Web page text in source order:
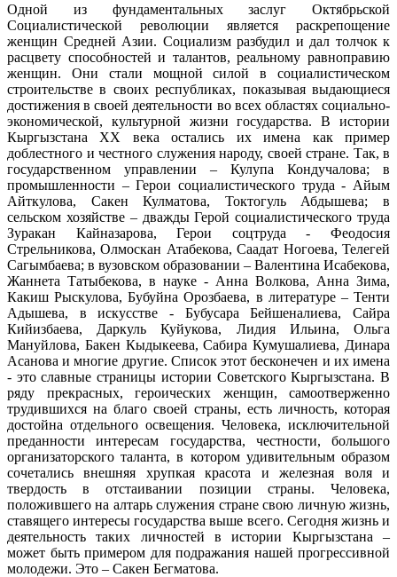
Одной из фундаментальных заслуг Октябрьской
Социалистической революции является раскрепощение
женщин Средней Азии. Социализм разбудил и дал толчок к
расцвету способностей и талантов, реальному равноправию
женщин. Они стали мощной силой в социалистическом
строительстве в своих республиках, показывая выдающиеся
достижения в своей деятельности во всех областях социально-
экономической, культурной жизни государства. В истории
Кыргызстана ХХ века остались их имена как пример
доблестного и честного служения народу, своей стране. Так, в
государственном управлении – Кулупа Кондучалова; в
промышленности – Герои социалистического труда - Айым
Айткулова, Сакен Кулматова, Токтогуль Абдышева; в
сельском хозяйстве – дважды Герой социалистического труда
Зуракан Кайназарова, Герои соцтруда - Феодосия
Стрельникова, Олмоскан Атабекова, Саадат Ногоева, Телегей
Сагымбаева; в вузовском образовании – Валентина Исабекова,
Жаннета Татыбекова, в науке - Анна Волкова, Анна Зима,
Какиш Рыскулова, Бубуйна Орозбаева, в литературе – Тенти
Адышева, в искусстве - Бубусара Бейшеналиева, Сайра
Кийизбаева, Даркуль Куйукова, Лидия Ильина, Ольга
Мануйлова, Бакен Кыдыкеева, Сабира Кумушалиева, Динара
Асанова и многие другие. Список этот бесконечен и их имена
- это славные страницы истории Советского Кыргызстана. В
ряду прекрасных, героических женщин, самоотверженно
трудившихся на благо своей страны, есть личность, которая
достойна отдельного освещения. Человека, исключительной
преданности интересам государства, честности, большого
организаторского таланта, в котором удивительным образом
сочетались внешняя хрупкая красота и железная воля и
твердость в отстаивании позиции страны. Человека,
положившего на алтарь служения стране свою личную жизнь,
ставящего интересы государства выше всего. Сегодня жизнь и
деятельность таких личностей в истории Кыргызстана –
может быть примером для подражания нашей прогрессивной
молодежи. Это – Сакен Бегматова.